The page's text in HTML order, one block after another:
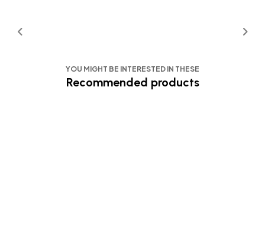
YOU MIGHT BE INTERESTED IN THESE
Recommended products